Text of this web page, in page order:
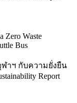
Zero Waste
Bus
ฬาฯ กับความยั่งยืน
Report